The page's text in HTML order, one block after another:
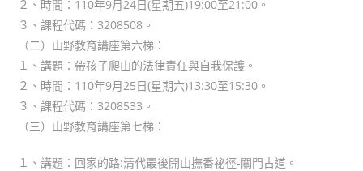
２、時間：110年9月24日(星期五)19:00至21:00。
３、課程代碼：3208508。
（二）山野教育講座第六梯：
１、講題：帶孩子爬山的法律責任與自我保護。
２、時間：110年9月25日(星期六)13:30至15:30。
３、課程代碼：3208533。
（三）山野教育講座第七梯：
１、講題：回家的路:清代最後開山撫番祕徑-關門古道。